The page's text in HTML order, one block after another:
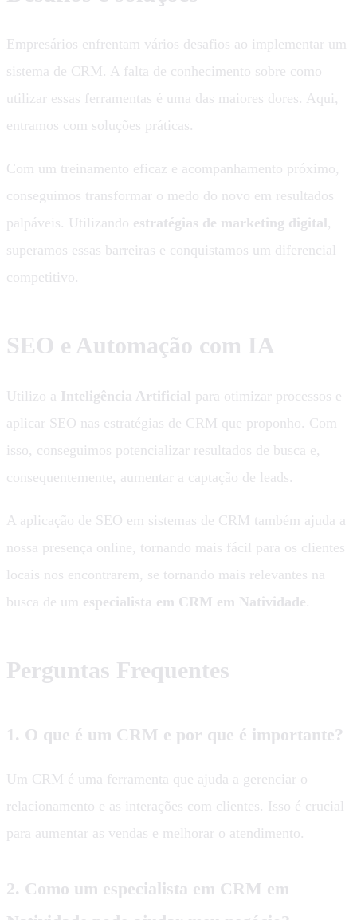
Empresários enfrentam vários desafios ao implementar um
sistema de CRM. A falta de conhecimento sobre como
utilizar essas ferramentas é uma das maiores dores. Aqui,
entramos com soluções práticas.
Com um treinamento eficaz e acompanhamento próximo,
conseguimos transformar o medo do novo em resultados
palpáveis. Utilizando estratégias de marketing digital ,
superamos essas barreiras e conquistamos um diferencial
competitivo.
SEO e Automação com IA
Utilizo a Inteligência Artificial para otimizar processos e
aplicar SEO nas estratégias de CRM que proponho. Com
isso, conseguimos potencializar resultados de busca e,
consequentemente, aumentar a captação de leads.
A aplicação de SEO em sistemas de CRM também ajuda a
nossa presença online, tornando mais fácil para os clientes
locais nos encontrarem, se tornando mais relevantes na
busca de um especialista em CRM em Natividade.
Perguntas Frequentes
1. O que é um CRM e por que é importante?
Um CRM é uma ferramenta que ajuda a gerenciar o
relacionamento e as interações com clientes. Isso é crucial
para aumentar as vendas e melhorar o atendimento.
2. Como um especialista em CRM em